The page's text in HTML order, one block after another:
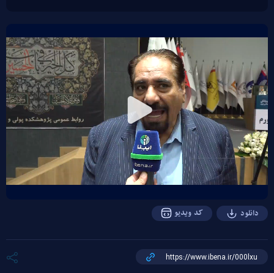
Play
Video
دانلود کد ویدیو